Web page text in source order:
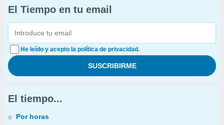
El Tiempo en tu email
He leído y acepto la política de privacidad.
El tiempo...
Por horas